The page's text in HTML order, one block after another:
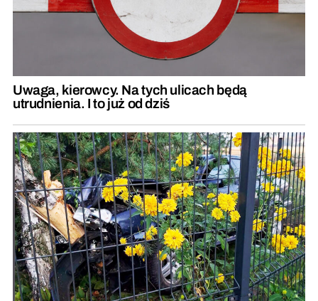
Uwaga, kierowcy. Na tych ulicach będą
utrudnienia. I to już od dziś